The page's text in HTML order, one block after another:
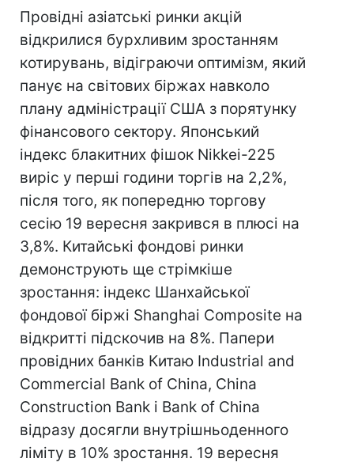
Провідні азіатські ринки акцій
відкрилися бурхливим зростанням
котирувань, відіграючи оптимізм, який
панує на світових біржах навколо
плану адміністрації США з порятунку
фінансового сектору. Японський
індекс блакитних фішок Nikkei-225
виріс у перші години торгів на 2,2%,
після того, як попередню торгову
сесію 19 вересня закрився в плюсі на
3,8%. Китайські фондові ринки
демонструють ще стрімкіше
зростання: індекс Шанхайської
фондової біржі Shanghai Composite на
відкритті підскочив на 8%. Папери
провідних банків Китаю Industrial and
Commercial Bank of China, China
Construction Bank і Bank of China
відразу досягли внутрішньоденного
ліміту в 10% зростання. 19 вересня